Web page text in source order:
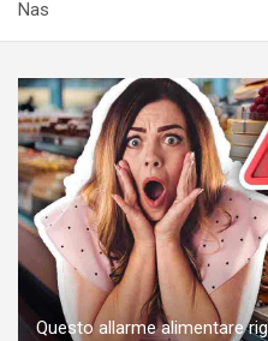
Nas
Questo allarme alimentare